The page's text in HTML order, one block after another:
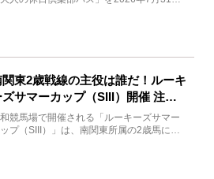
関東2歳戦線の主役は誰だ！ルーキ
ズサマーカップ（SIII）開催 注目
と見どころをチェック
競馬場で開催される「ルーキーズサマー
プ（SIII）」は、南関東所属の2歳馬によ